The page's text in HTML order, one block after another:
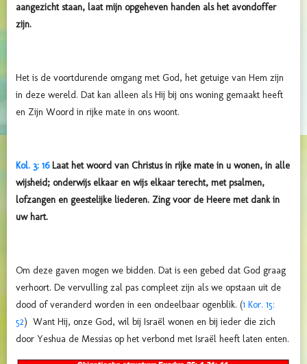
aangezicht staan, laat mijn opgeheven handen als het avondoffer
zijn.
Het is de voortdurende omgang met God, het getuige van Hem zijn
in deze wereld. Dat kan alleen als Hij bij ons woning gemaakt heeft
en Zijn Woord in rijke mate in ons woont.
Kol. 3: 16Laat het woord van Christus in rijke mate in u wonen, in alle
wijsheid; onderwijs elkaar en wijs elkaar terecht, met psalmen,
lofzangen en geestelijke liederen. Zing voor de Heere met dank in
uw hart.
Om deze gaven mogen we bidden. Dat is een gebed dat God graag
verhoort. De vervulling zal pas compleet zijn als we opstaan uit de
dood of veranderd worden in een ondeelbaar ogenblik. (1 Kor. 15:
52) Want Hij, onze God, wil bij Israël wonen en bij ieder die zich
door Yeshua de Messias op het verbond met Israël heeft laten enten.